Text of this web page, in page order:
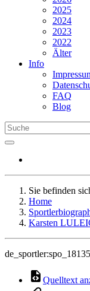
2025
2024
2023
2022
Älter
Info
FAQ
Blog
Sie befinden
Home
Karsten
Quelltext